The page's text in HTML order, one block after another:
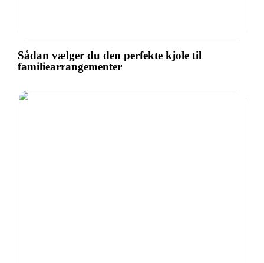
Sådan vælger du den perfekte kjole til
familiearrangementer